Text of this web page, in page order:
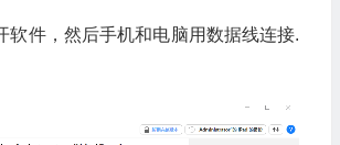
软件，然后手机和电脑用数据线连接.